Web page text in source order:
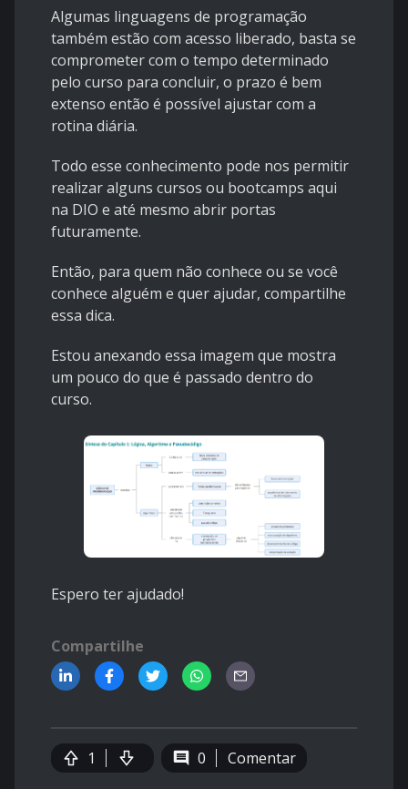
Algumas linguagens de programação
também estão com acesso liberado, basta se
comprometer com o tempo determinado
pelo curso para concluir, o prazo é bem
extenso então é possível ajustar com a
rotina diária.
Todo esse conhecimento pode nos permitir
realizar alguns cursos ou bootcamps aqui
na DIO e até mesmo abrir portas
futuramente.
Então, para quem não conhece ou se você
conhece alguém e quer ajudar, compartilhe
essa dica.
Estou anexando essa imagem que mostra
um pouco do que é passado dentro do
curso.
Espero ter ajudado!
Compartilhe
1 0 Comentar